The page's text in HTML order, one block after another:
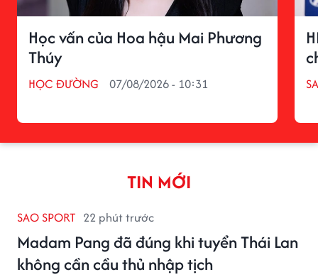
Học vấn của Hoa hậu Mai Phương
Thúy
HỌC ĐƯỜNG 07/08/2026 - 10:31
TIN MỚI
SAO SPORT 22 phút trước
Madam Pang đã đúng khi tuyển Thái Lan
không cần cầu thủ nhập tịch